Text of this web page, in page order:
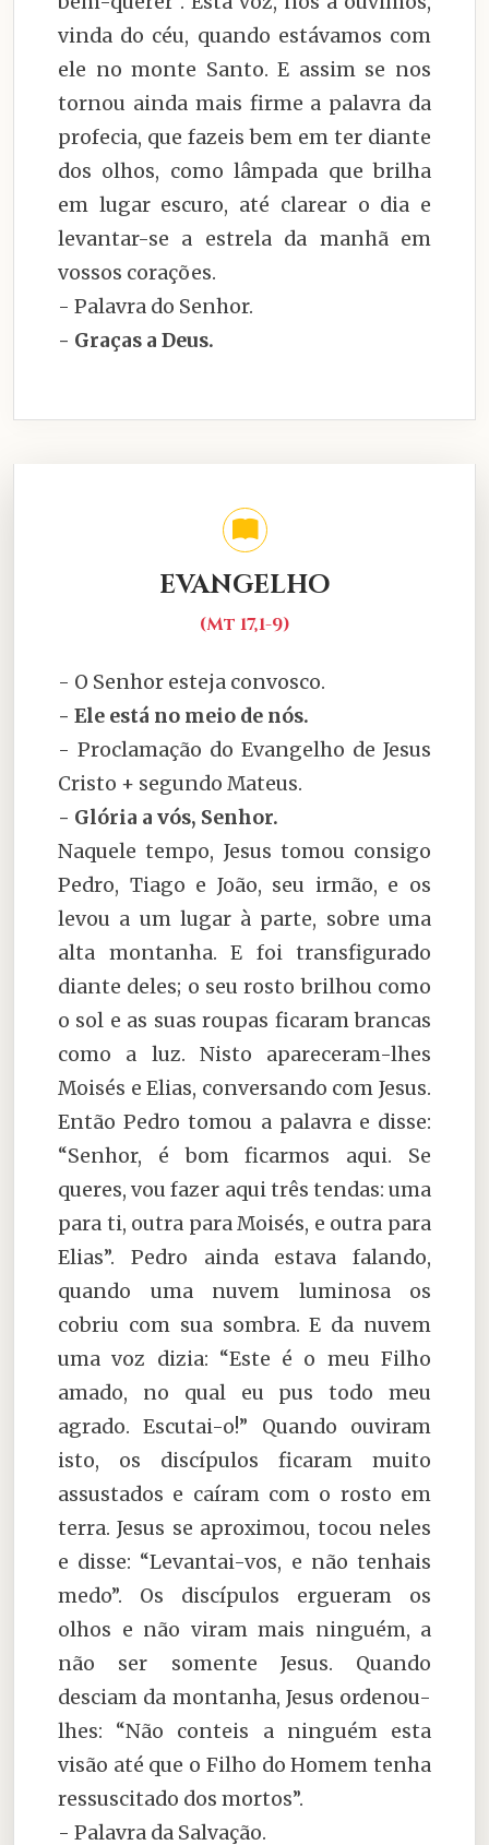
vinda do céu, quando estávamos com
ele no monte Santo. E assim se nos
tornou ainda mais firme a palavra da
profecia, que fazeis bem em ter diante
dos olhos, como lâmpada que brilha
em lugar escuro, até clarear o dia e
levantar-se a estrela da manhã em
vossos corações.
- Palavra do Senhor.
- Graças a Deus.
EVANGELHO
(Mt 17,1-9)
- O Senhor esteja convosco.
- Ele está no meio de nós.
- Proclamação do Evangelho de Jesus
Cristo + segundo Mateus.
- Glória a vós, Senhor.
Naquele tempo, Jesus tomou consigo
Pedro, Tiago e João, seu irmão, e os
levou a um lugar à parte, sobre uma
alta montanha. E foi transfigurado
diante deles; o seu rosto brilhou como
o sol e as suas roupas ficaram brancas
como a luz. Nisto apareceram-lhes
Moisés e Elias, conversando com Jesus.
Então Pedro tomou a palavra e disse:
“Senhor, é bom ficarmos aqui. Se
queres, vou fazer aqui três tendas: uma
para ti, outra para Moisés, e outra para
Elias”. Pedro ainda estava falando,
quando uma nuvem luminosa os
cobriu com sua sombra. E da nuvem
uma voz dizia: “Este é o meu Filho
amado, no qual eu pus todo meu
agrado. Escutai-o!” Quando ouviram
isto, os discípulos ficaram muito
assustados e caíram com o rosto em
terra. Jesus se aproximou, tocou neles
e disse: “Levantai-vos, e não tenhais
medo”. Os discípulos ergueram os
olhos e não viram mais ninguém, a
não ser somente Jesus. Quando
desciam da montanha, Jesus ordenou-
lhes: “Não conteis a ninguém esta
visão até que o Filho do Homem tenha
ressuscitado dos mortos”.
- Palavra da Salvação.